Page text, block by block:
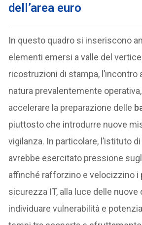
dell’area euro
In questo quadro si inseriscono
elementi emersi a valle del
ricostruzioni di stampa, l’incontro
natura prevalentemente
accelerare la preparazione delle
piuttosto che introdurre nuove
vigilanza. In particolare, l’istituto
avrebbe esercitato pressione
affinché rafforzino e velocizzino i
sicurezza IT, alla luce delle nuove
individuare vulnerabilità e